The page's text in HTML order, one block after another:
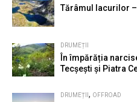
Tărâmul lacurilor
DRUMEȚII
În împărăția
Tecșești și Piatra
DRUMEȚII , OFFROAD